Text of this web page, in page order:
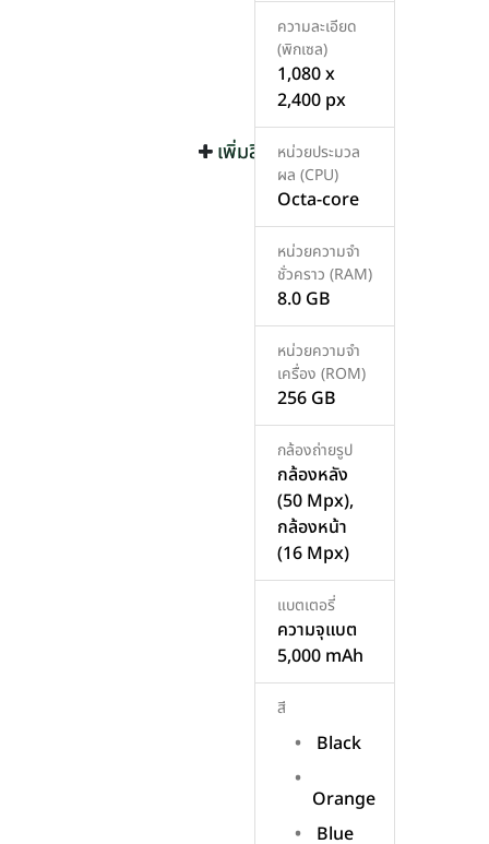
เพิ่มสินค้า
เพิ่มสินค้า
ความละเอียด
(พิกเซล)
1,080 x
2,400 px
หน่วยประมวล
ผล (CPU)
Octa-core
หน่วยความจำ
ชั่วคราว (RAM)
8.0 GB
หน่วยความจำ
เครื่อง (ROM)
256 GB
กล้องถ่ายรูป
กล้องหลัง
(50 Mpx),
กล้องหน้า
(16 Mpx)
แบตเตอรี่
ความจุแบต
5,000 mAh
สี
Black
Orange
Blue